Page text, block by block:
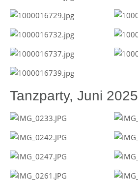
Tanzparty, Juni 2025